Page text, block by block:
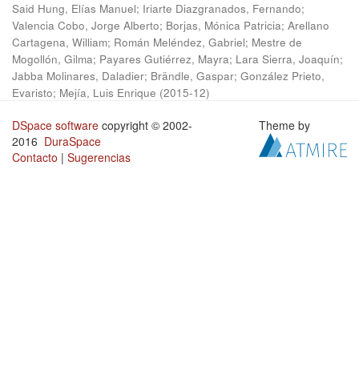
Said Hung, Elías Manuel; Iriarte Diazgranados, Fernando;
Valencia Cobo, Jorge Alberto; Borjas, Mónica Patricia; Arellano
Cartagena, William; Román Meléndez, Gabriel; Mestre de
Mogollón, Gilma; Payares Gutiérrez, Mayra; Lara Sierra, Joaquín;
Jabba Molinares, Daladier; Brändle, Gaspar; González Prieto,
Evaristo; Mejía, Luis Enrique (2015-12)
DSpace software copyright © 2002-
2016 DuraSpace
Contacto | Sugerencias
Theme by